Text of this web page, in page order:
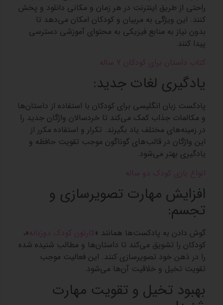
راحتی از طریق اینترنت در هر زمان و مکانی دانلود و پخش
کنند. این ویژگی به مربیان و کودکان امکان می‌دهد تا
بدون نیاز به منابع فیزیکی به محتوای آموزشی دسترسی
پیدا کنند.
کتاب داستان برای کودکان 7 ساله
یادگیری لغات جدید:
پادکست زبان انگلیسی برای کودکان با استفاده از داستان‌ها
و مکالمات جذاب کمک می‌کند تا خردسالان واژگان جدید را
در زمینه‌های مختلف یاد بگیرند. تکرار و استفاده مکرر از
این واژگان در قالب‌های گوناگون موجب تقویت حافظه و
یادگیری بهتر می‌شود.
انواع بازی کودک دو ساله
افزایش مهارت تصویرسازی و
تجسم:
گوش دادن به پادکست‌ها همانند «کارتون کودک دوزبانه»،
کودکان را تشویق می‌کند تا داستان‌ها و مطالب شنیده شده
را در ذهن خود تصویرسازی کنند. این فعالیت موجب
تقویت تخیل و خلاقیت آن‌ها می‌شود.
بهبود تخیل و تقویت مهارت